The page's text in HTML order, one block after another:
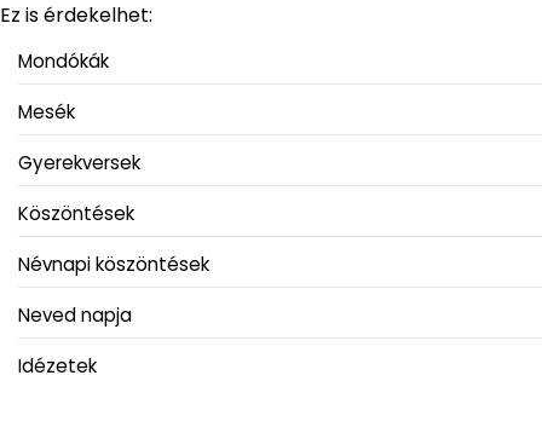
Ez is érdekelhet:
Mondókák
Mesék
Gyerekversek
Köszöntések
Névnapi köszöntések
Neved napja
Idézetek